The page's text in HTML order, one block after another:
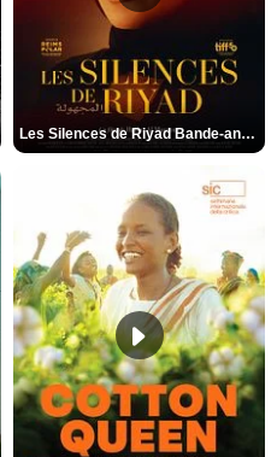
Les Silences de Riyad Bande-annonce VO STFR